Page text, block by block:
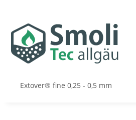
Extover® fine 0,25 - 0,5 mm